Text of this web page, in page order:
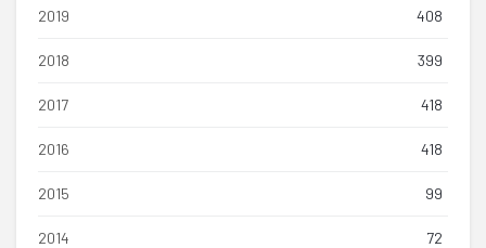
2019 408
2018 399
2017 418
2016 418
2015 99
2014 72